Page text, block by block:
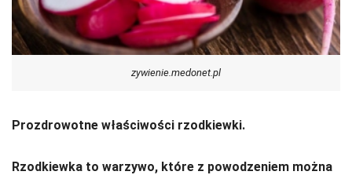
zywienie.medonet.pl
Prozdrowotne właściwości rzodkiewki.
Rzodkiewka to warzywo, które z powodzeniem można